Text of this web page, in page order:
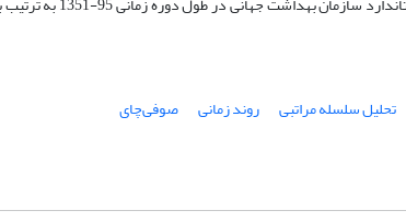
تحلیل سلسله مراتبی روند زمانی
صوفی‌چای